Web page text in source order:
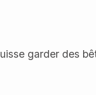
garder des